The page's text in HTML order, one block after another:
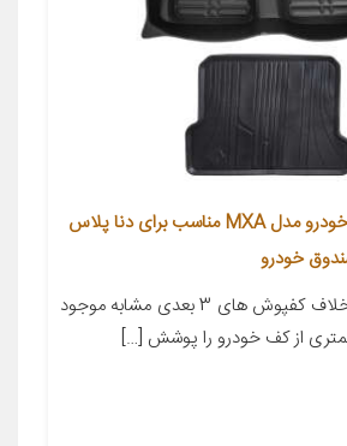
کفپوش پنج بعدی خودرو مدل MXA مناسب برای دنا پلاس
خودرو
معرفی محصول بر خلاف کفپوش های 3 بعدی مشابه موجود
از کف خودرو را پوشش […]